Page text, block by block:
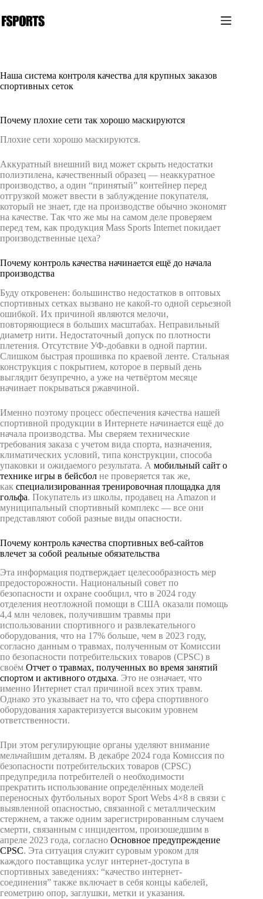
к
сути
Наша система контроля качества для крупных заказов
спортивных сеток
Почему плохие сети так хорошо маскируются
Плохие сети хорошо маскируются.
Аккуратный внешний вид может скрыть недостатки
полиэтилена, качественный образец — неаккуратное
производство, а один “принятый” контейнер перед
отгрузкой может ввести в заблуждение покупателя,
который не знает, где на производстве обычно экономят
на качестве. Так что же мы на самом деле проверяем
перед тем, как продукция Mass Sports Internet покидает
производственные цеха?
Почему контроль качества начинается ещё до начала
производства
Буду откровенен: большинство недостатков в оптовых
спортивных сетках вызвано не какой-то одной серьезной
ошибкой. Их причиной являются мелочи,
повторяющиеся в больших масштабах. Неправильный
диаметр нити. Недостаточный допуск по плотности
плетения. Отсутствие УФ-добавки в одной партии.
Слишком быстрая прошивка по краевой ленте. Стальная
конструкция с покрытием, которое в первый день
выглядит безупречно, а уже на четвёртом месяце
начинает покрываться ржавчиной.
Именно поэтому процесс обеспечения качества нашей
спортивной продукции в Интернете начинается ещё до
начала производства. Мы сверяем технические
требования заказа с учетом вида спорта, назначения,
климатических условий, типа конструкции, способа
упаковки и ожидаемого результата. A мобильный сайт о
технике игры в бейсбол не проверяется так же,
как специализированная тренировочная площадка для
гольфа. Покупатель из школы, продавец на Amazon и
муниципальный спортивный комплекс — все они
представляют собой разные виды опасности.
Почему контроль качества спортивных веб-сайтов
влечет за собой реальные обязательства
Эта информация подтверждает целесообразность мер
предосторожности. Национальный совет по
безопасности и охране сообщил, что в 2024 году
отделения неотложной помощи в США оказали помощь
4,4 млн человек, получившим травмы при
использовании спортивного и развлекательного
оборудования, что на 17% больше, чем в 2023 году,
согласно данным о травмах, полученным от Комиссии
по безопасности потребительских товаров (CPSC) в
своём Отчет о травмах, полученных во время занятий
спортом и активного отдыха. Это не означает, что
именно Интернет стал причиной всех этих травм.
Однако это указывает на то, что сфера спортивного
оборудования характеризуется высоким уровнем
ответственности.
При этом регулирующие органы уделяют внимание
мельчайшим деталям. В декабре 2024 года Комиссия по
безопасности потребительских товаров (CPSC)
предупредила потребителей о необходимости
прекратить использование определённых моделей
переносных футбольных ворот Sport Webs 4×8 в связи с
выявленной опасностью, связанной с металлическим
стержнем, а также одним зарегистрированным случаем
смерти, связанным с инцидентом, произошедшим в
апреле 2023 года, согласно Основное предупреждение
CPSC. Эта ситуация служит суровым уроком для
каждого поставщика услуг интернет-доступа в
спортивных заведениях: “качество интернет-
соединения” также включает в себя концы кабелей,
геометрию опор, заглушки, метки и указания.